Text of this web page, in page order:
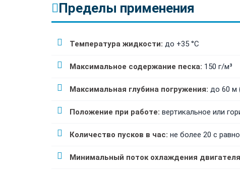
Пределы применения
Температура жидкости: до +35 °C
Максимальное содержание песка: 150 г/м³
Максимальная глубина погружения: до 60 м
Положение при работе: вертикальное или
Количество пусков в час: не более 20 с
Минимальный поток охлаждения